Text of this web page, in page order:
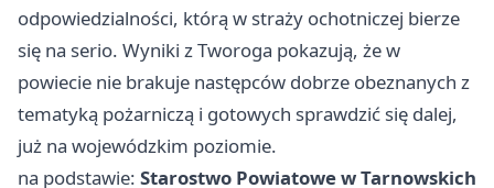
odpowiedzialności, którą w straży ochotniczej bierze
się na serio. Wyniki z Tworoga pokazują, że w
powiecie nie brakuje następców dobrze obeznanych z
tematyką pożarniczą i gotowych sprawdzić się dalej,
już na wojewódzkim poziomie.
na podstawie: Starostwo Powiatowe w Tarnowskich